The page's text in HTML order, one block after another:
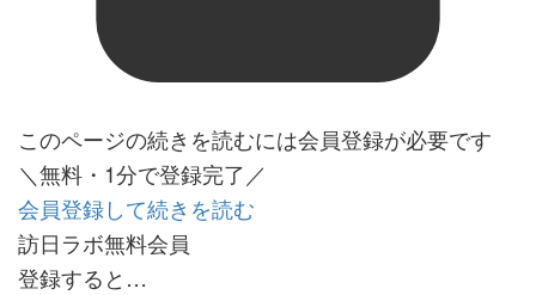
このページの続きを読むには会員登録が必要です
＼無料・1分で登録完了／
会員登録して続きを読む
訪日ラボ無料会員
登録すると…